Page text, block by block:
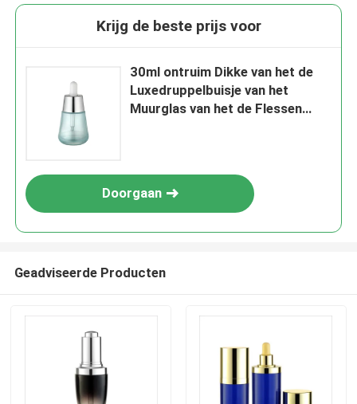
Krijg de beste prijs voor
30ml ontruim Dikke van het de
Luxedruppelbuisje van het
Muurglas van het de Flessen
Doorgaan
Geadviseerde Producten